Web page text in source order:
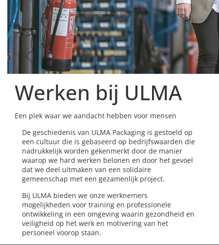
Werken bij ULMA
Een plek waar we aandacht hebben voor mensen
De geschiedenis van ULMA Packaging is gestoeld op
een cultuur die is gebaseerd op bedrijfswaarden die
nadrukkelijk worden gekenmerkt door de manier
waarop we hard werken belonen en door het gevoel
dat we deel uitmaken van een solidaire
gemeenschap met een gezamenlijk project.
Bij ULMA bieden we onze werknemers
mogelijkheden voor training en professionele
ontwikkeling in een omgeving waarin gezondheid en
veiligheid op het werk en motivering van het
personeel voorop staan.